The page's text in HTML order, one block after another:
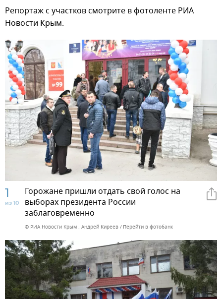
Репортаж с участков смотрите в фотоленте РИА
Новости Крым.
1
из 10
Горожане пришли отдать свой голос на
выборах президента России
заблаговременно
© РИА Новости Крым . Андрей Киреев Перейти в фотобанк